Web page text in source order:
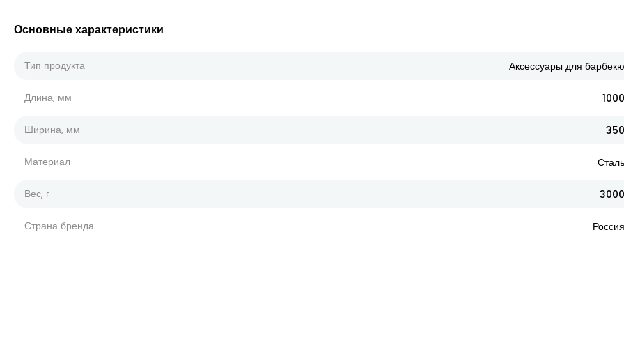
Основные характеристики
Тип продукта Аксессуары для барбекю
Длина, мм 1000
Ширина, мм 350
Материал Сталь
Вес, г 3000
Страна бренда Россия